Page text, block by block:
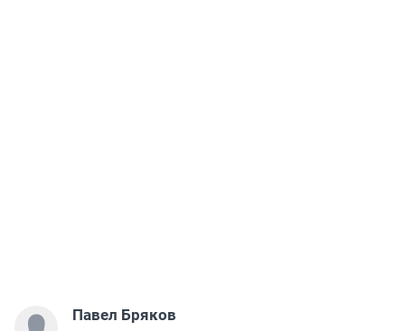
Павел Бряков